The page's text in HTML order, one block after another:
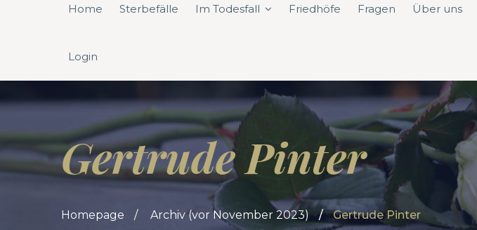
Home Sterbefälle Im Todesfall Friedhöfe Fragen Über uns
Login
Gertrude Pinter
Homepage Archiv (vor November 2023) Gertrude Pinter